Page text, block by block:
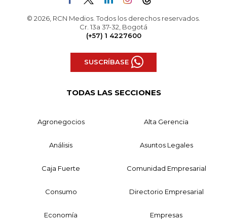
© 2026, RCN Medios. Todos los derechos reservados.
Cr. 13a 37-32, Bogotá
(+57) 1 4227600
SUSCRÍBASE
TODAS LAS SECCIONES
Agronegocios Alta Gerencia
Análisis Asuntos Legales
Caja Fuerte Comunidad Empresarial
Consumo Directorio Empresarial
Economía Empresas